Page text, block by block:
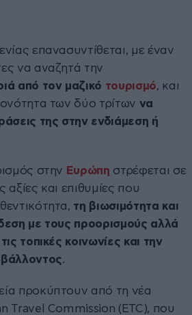
επανασυντίθεται, με έναν
να αναζητά την
από τον μαζικό τουρισμό, και
των δύο τρίτων να
της στην ενδιάμεση ή
στην Ευρώπη στρέφεται σε
και επιθυμίες που
τη βιωσιμότητα και
με τους προορισμούς αλλά
τοπικές κοινωνίες και την
.
προκύπτουν από τη νέα
Travel Commission (ETC), που